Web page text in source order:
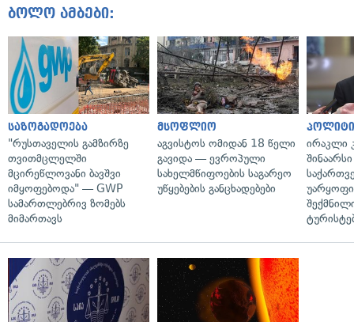
ბოლო ამბები:
საზოგადოება
"რუსთაველის გამზირზე
თვითმცლელში
მცირეწლოვანი ბავშვი
იმყოფებოდა" — GWP
სამართლებრივ ზომებს
მიმართავს
მსოფლიო
აგვისტოს ომიდან 18 წელი
გავიდა — ევროპული
სახელმწიფოების საგარეო
უწყებების განცხადებები
ირაკლი